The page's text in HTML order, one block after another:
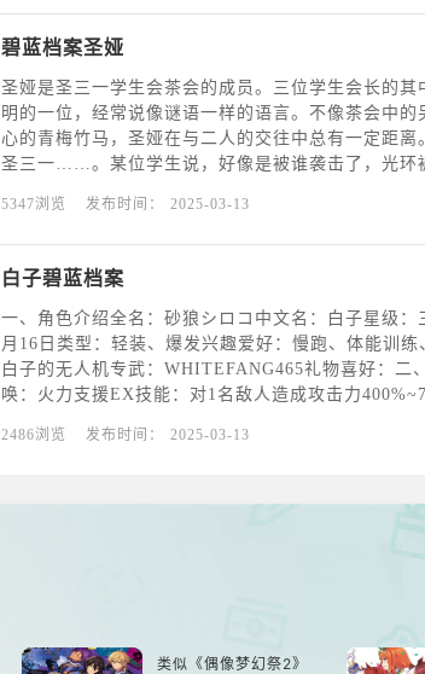
碧蓝档案圣娅
圣娅是圣三一学生会茶会的成员。三位学生会长的其
明的一位，经常说像谜语一样的语言。不像茶会中的
心的青梅竹马，圣娅在与二人的交往中总有一定距离
圣三一……。某位学生说，好像是被谁袭击了，光环
里并与其进行对话，所以拥有的是梦中限定的时光穿
毁
5347浏览 发布时间： 2025-03-13
白子碧蓝档案
一、角色介绍全名：砂狼シロコ中文名：白子星级：
月16日类型：轻装、爆发兴趣爱好：慢跑、体能训练
白子的无人机专武：WHITEFANG465礼物喜好：二
唤：火力支援EX技能：对1名敌人造成攻击力
害。3、精准被动技能：暴击率增加10
2486浏览 发布时间： 2025-03-13
类似《偶像梦幻祭2》